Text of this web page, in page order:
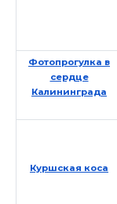
Фотопрогулка в
сердце
Калининграда
Куршская коса